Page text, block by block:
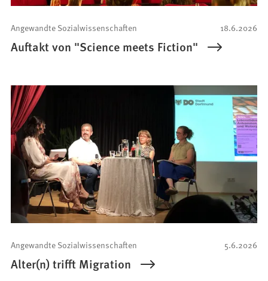
18.6.2026
Angewandte Sozialwissenschaften
Auftakt von "Science meets Fiction"
5.6.2026
Angewandte Sozialwissenschaften
Alter(n) trifft Migration